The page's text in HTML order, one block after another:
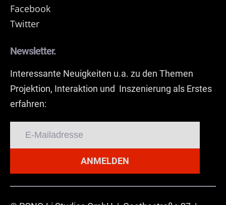
Facebook
Twitter
Newsletter.
Interessante Neuigkeiten u.a. zu den Themen
Projektion, Interaktion und Inszenierung als Erstes
erfahren:
ANMELDEN